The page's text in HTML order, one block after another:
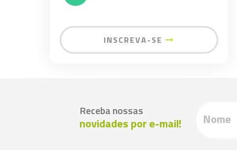
INSCREVA-SE
Receba nossas
novidades por e-mail!